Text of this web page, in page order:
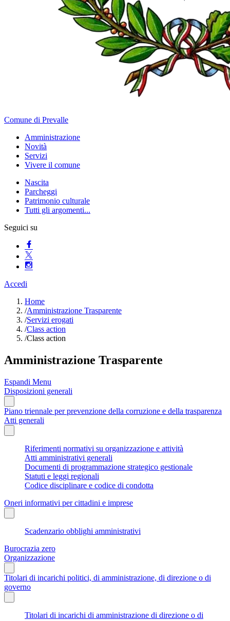
Comune di Prevalle
Amministrazione
Novità
Servizi
Vivere il comune
Nascita
Parcheggi
Patrimonio culturale
Tutti gli argomenti...
Seguici su
Accedi
Home
/Amministrazione Trasparente
/Servizi erogati
/Class action
/Class action
Amministrazione Trasparente
Espandi Menu
Disposizioni generali
Piano triennale per prevenzione della corruzione e della trasparenza
Atti generali
Riferimenti normativi su organizzazione e attività
Atti amministrativi generali
Documenti di programmazione strategico gestionale
Statuti e leggi regionali
Codice disciplinare e codice di condotta
Oneri informativi per cittadini e imprese
Scadenzario obblighi amministrativi
Burocrazia zero
Organizzazione
Titolari di incarichi politici, di amministrazione, di direzione o di
governo
Titolari di incarichi di amministrazione di direzione o di